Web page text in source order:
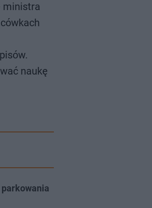
ministra
naukę